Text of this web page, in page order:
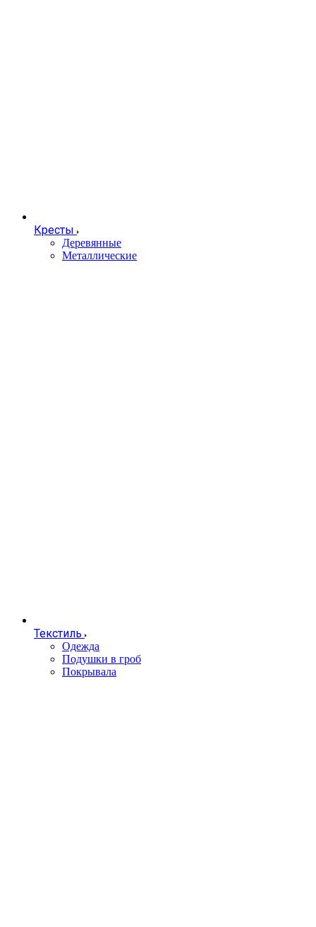
Кресты
Деревянные
Металлические
Текстиль
Одежда
Подушки в гроб
Покрывала